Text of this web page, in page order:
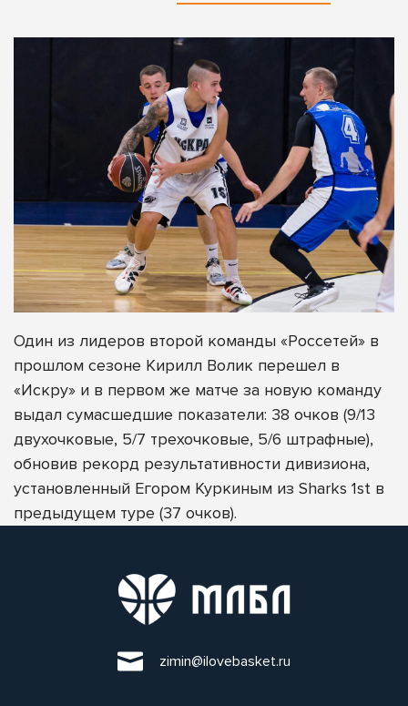
Один из лидеров второй команды «Россетей» в
прошлом сезоне Кирилл Волик перешел в
«Искру» и в первом же матче за новую команду
выдал сумасшедшие показатели: 38 очков (9/13
двухочковые, 5/7 трехочковые, 5/6 штрафные),
обновив рекорд результативности дивизиона,
установленный Егором Куркиным из Sharks 1st в
предыдущем туре (37 очков).
zimin@ilovebasket.ru